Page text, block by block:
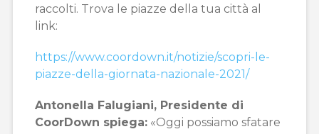
raccolti. Trova le piazze della tua città al
link:
https://www.coordown.it/notizie/scopri-le-
piazze-della-giornata-nazionale-2021/
Antonella Falugiani, Presidente di
CoorDown spiega:«Oggi possiamo sfatare